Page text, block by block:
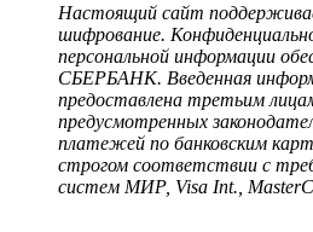
Настоящий сайт
шифрование.
персональной информации
СБЕРБАНК. Введенная
предоставлена третьим
предусмотренных
платежей по банковским
строгом соответствии с
систем МИР, Visa Int.,